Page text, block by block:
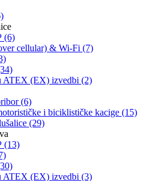
(6)
cellular) & Wi-Fi (7)
ATEX (EX) izvedbi (2)
(6)
i biciklističke kacige (15)
(29)
(13)
ATEX (EX) izvedbi (3)